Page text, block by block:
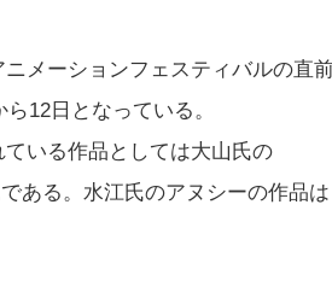
メーションフェスティバルの直
12日となっている。
いる作品としては大山氏の
ある。水江氏のアヌシーの作品は